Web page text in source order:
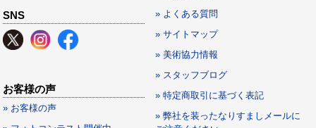
SNS
お客様の声
» お客様の声
» よくある質問
» サイトマップ
» 美術協力情報
» スタッフブログ
» 特定商取引に基づく表記
» 弊社を装ったなりすましメールに